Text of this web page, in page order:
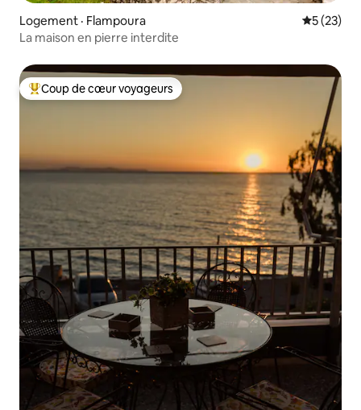
Logement · Flampoura Note
5 (23)
La maison en pierre interdite
Coup de cœur voyageurs parmi les plus aimés
Coup de cœur voyageurs